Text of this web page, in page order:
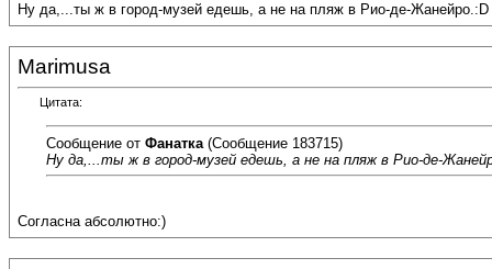
Ну да,...ты ж в город-музей едешь, а не на пляж в Рио-де-Жанейро.:D
Marimusa
Цитата:
Сообщение от Фанатка (Сообщение 183715)
Ну да,...ты ж в город-музей едешь, а не на пляж в Рио-де-
Согласна абсолютно:)